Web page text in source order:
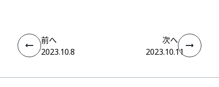
前へ
2023.10.8
次へ
2023.10.11